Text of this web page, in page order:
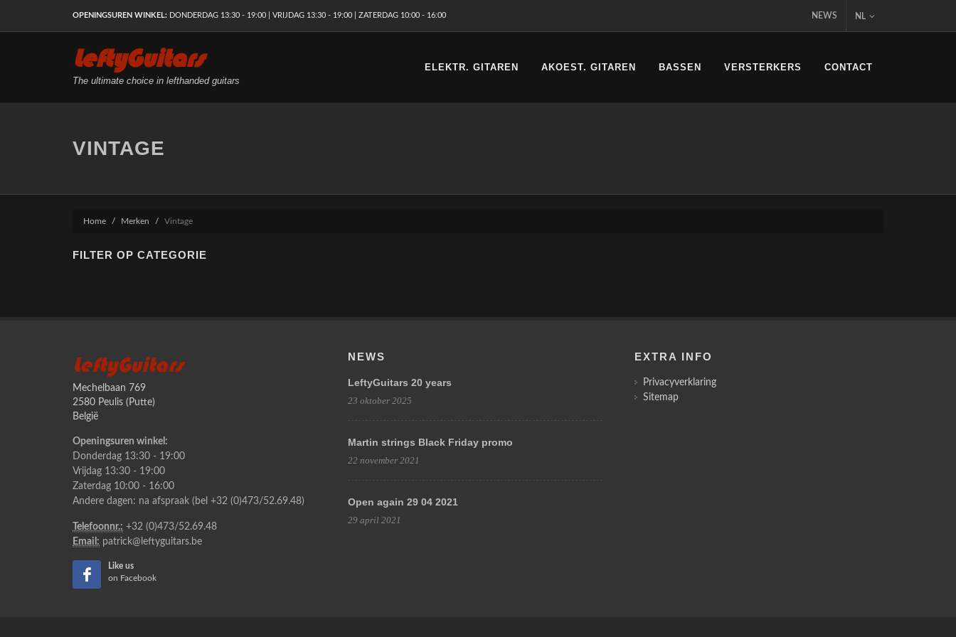
OPENINGSUREN WINKEL: DONDERDAG 13:30 - 19:00 | VRIJDAG 13:30 - 19:00 | ZATERDAG 10:00 - 16:00 NEWS NL
LeftyGuitars
The ultimate choice in lefthanded guitars
ELEKTR. GITAREN AKOEST. GITAREN BASSEN VERSTERKERS CONTACT
VINTAGE
Home Merken Vintage
FILTER OP CATEGORIE
LeftyGuitars
Mechelbaan 769
2580 Peulis (Putte)
België
Openingsuren winkel:
Donderdag 13:30 - 19:00
Vrijdag 13:30 - 19:00
Zaterdag 10:00 - 16:00
Andere dagen: na afspraak (bel +32 (0)473/52.69.48)
Telefoonnr.: +32 (0)473/52.69.48
Email: patrick@leftyguitars.be
Like us
on Facebook
NEWS
LeftyGuitars 20 years
23 oktober 2025
Martin strings Black Friday promo
22 november 2021
Open again 29 04 2021
29 april 2021
EXTRA INFO
Privacyverklaring
Sitemap